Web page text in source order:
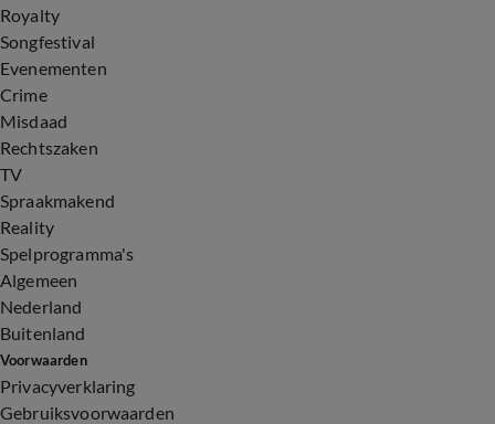
Royalty
Songfestival
Evenementen
Crime
Misdaad
Rechtszaken
TV
Spraakmakend
Reality
Spelprogramma's
Algemeen
Nederland
Buitenland
Voorwaarden
Privacyverklaring
Gebruiksvoorwaarden